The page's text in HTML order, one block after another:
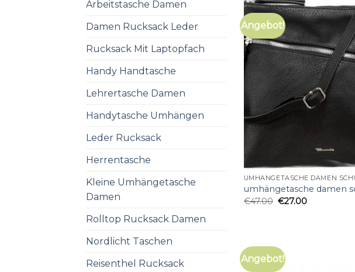
Arbeitstasche Damen
Damen Rucksack Leder
Rucksack Mit Laptopfach
Handy Handtasche
Lehrertasche Damen
Handytasche Umhängen
Leder Rucksack
Herrentasche
Kleine Umhängetasche
Damen
Rolltop Rucksack Damen
Nordlicht Taschen
Reisenthel Rucksack
Angebot!
UMHÄNGETASCHE DAMEN
umhängetasche damen
€47.00 €27.00
Angebot!